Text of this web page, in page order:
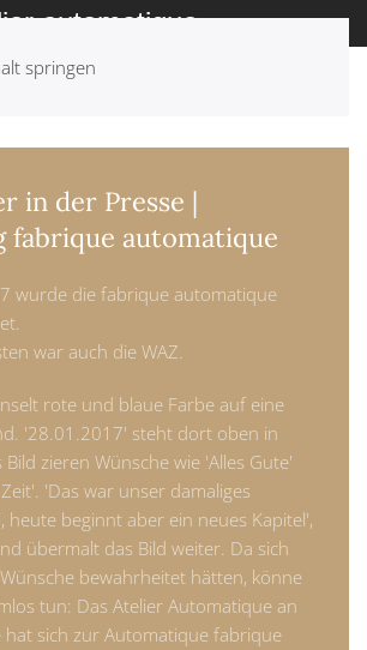
springen
in der Presse |
fabrique automatique
wurde die fabrique automatique
war auch die WAZ.
rote und blaue Farbe auf eine
'28.01.2017' steht dort oben in
Bild zieren Wünsche wie 'Alles Gute'
'Das war unser damaliges
heute beginnt aber ein neues Kapitel',
übermalt das Bild weiter. Da sich
bewahrheitet hätten, könne
tun: Das Atelier Automatique an
hat sich zur Automatique fabrique